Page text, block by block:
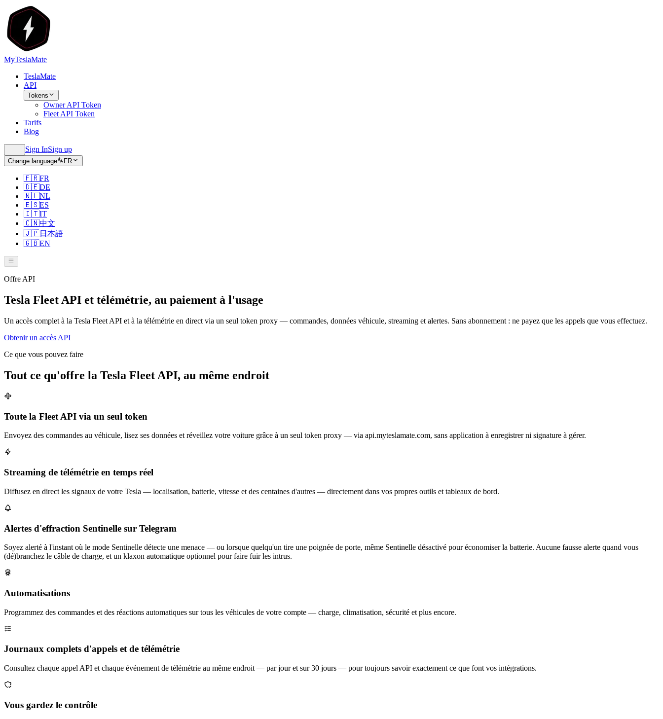
MyTeslaMate
TeslaMate
API
Tokens
Owner API Token
Fleet API Token
Tarifs
Blog
Sign InSign up
Change language FR
🇫🇷FR
🇩🇪DE
🇳🇱NL
🇪🇸ES
🇮🇹IT
🇨🇳中文
🇯🇵日本語
🇬🇧EN
Offre API
Tesla Fleet API et télémétrie, au paiement à l'usage
Un accès complet à la Tesla Fleet API et à la télémétrie en direct via un seul token proxy — commandes, données véhicule, streaming et alertes. Sans abonnement : ne payez que les appels que vous effectuez.
Obtenir un accès API
Ce que vous pouvez faire
Tout ce qu'offre la Tesla Fleet API, au même endroit
Toute la Fleet API via un seul token
Envoyez des commandes au véhicule, lisez ses données et réveillez votre voiture grâce à un seul token proxy — via api.myteslamate.com, sans application à enregistrer ni signature à gérer.
Streaming de télémétrie en temps réel
Diffusez en direct les signaux de votre Tesla — localisation, batterie, vitesse et des centaines d'autres — directement dans vos propres outils et tableaux de bord.
Alertes d'effraction Sentinelle sur Telegram
Soyez alerté à l'instant où le mode Sentinelle détecte une menace — ou lorsque quelqu'un tire une poignée de porte, même Sentinelle désactivé pour économiser la batterie. Aucune fausse alerte quand vous
(dé)branchez le câble de charge, et un klaxon automatique optionnel pour faire fuir les intrus.
Automatisations
Programmez des commandes et des réactions automatiques sur tous les véhicules de votre compte — charge, climatisation, sécurité et plus encore.
Journaux complets d'appels et de télémétrie
Consultez chaque appel API et chaque événement de télémétrie au même endroit — par jour et sur 30 jours — pour toujours savoir exactement ce que font vos intégrations.
Vous gardez le contrôle